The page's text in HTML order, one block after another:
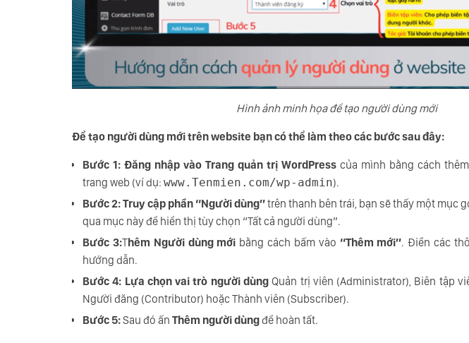
Hình ảnh minh họa để tạo người dùng mới
Để tạo người dùng mới trên website bạn có thể làm theo các bước sau đây:
Bước 1: Đăng nhập vào Trang quản trị WordPress của mình bằng cách thêm
trang web (ví dụ: www.Tenmien.com/wp-admin).
Bước 2: Truy cập phần “Người dùng”trên thanh bên trái, bạn sẽ thấy một mục
qua mục này để hiển thị tùy chọn “Tất cả người dùng”.
Bước 3:Thêm Người dùng mới bằng cách bấm vào “Thêm mới”. Điền các
hướng dẫn.
Bước 4: Lựa chọn vai trò người dùngQuản trị viên (Administrator), Biên tập
Người đăng (Contributor) hoặc Thành viên (Subscriber).
Bước 5:Sau đó ấn Thêm người dùngđể hoàn tất.